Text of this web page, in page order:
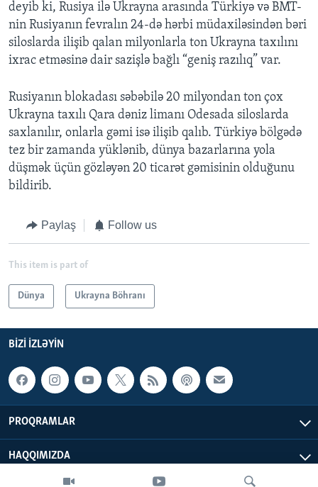
deyib ki, Rusiya ilə Ukrayna arasında Türkiyə və BMT-
nin Rusiyanın fevralın 24-də hərbi müdaxiləsindən bəri
siloslarda ilişib qalan milyonlarla ton Ukrayna taxılını
ixrac etməsinə dair sazişlə bağlı “geniş razılıq” var.
Rusiyanın blokadası səbəbilə 20 milyondan ton çox
Ukrayna taxılı Qara dəniz limanı Odesada siloslarda
saxlanılır, onlarla gəmi isə ilişib qalıb. Türkiyə bölgədə
tez bir zamanda yüklənib, dünya bazarlarına yola
düşmək üçün gözləyən 20 ticarət gəmisinin olduğunu
bildirib.
Paylaş Follow us
This item is part of
Dünya Ukrayna Böhranı
BIZI IZLƏYIN
PROQRAMLAR
HAQQIMIZDA